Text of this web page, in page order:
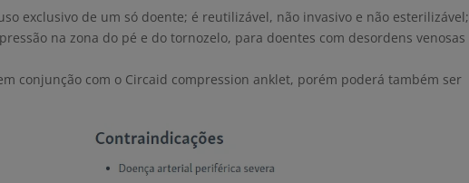
exclusivo de um só doente; é reutilizável, não invasivo e não esterilizável;
na zona do pé e do tornozelo, para doentes com desordens venosas
conjunção com o Circaid compression anklet, porém poderá também ser